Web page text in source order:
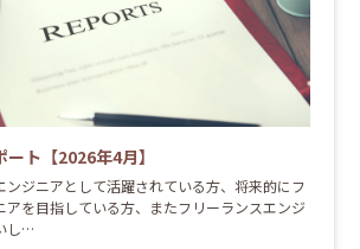
ト【2026年4月】
ンジニアとして活躍されている方、将来的にフ
アを目指している方、またフリーランスエンジ
し…